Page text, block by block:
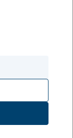
trwania
nie dotyczą
Nie ma